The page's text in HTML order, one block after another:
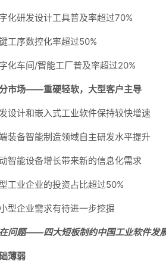
化研发设计工具普及率超过70%
工序数控化率超过50%
化车间/智能工厂普及率超过20%
市场——重硬轻软，大型客户主导
设计和嵌入式工业软件保持较快增速
装备智能制造领域自主研发水平提升
智能设备增长带来新的信息化需求
工业企业的投资占比超过50%
型企业需求有待进一步挖掘
问题——四大短板制约中国工业软件发
薄弱